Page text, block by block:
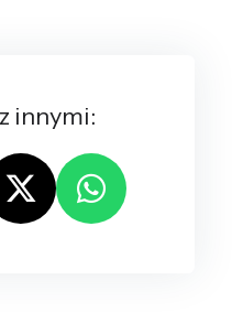
innymi: